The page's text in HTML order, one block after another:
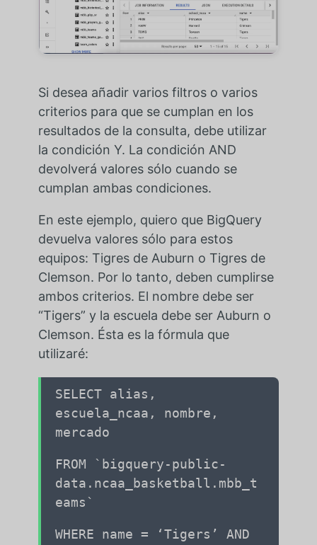
Si desea añadir varios filtros o varios
criterios para que se cumplan en los
resultados de la consulta, debe utilizar
la condición Y. La condición AND
devolverá valores sólo cuando se
cumplan ambas condiciones.
En este ejemplo, quiero que BigQuery
devuelva valores sólo para estos
equipos: Tigres de Auburn o Tigres de
Clemson. Por lo tanto, deben cumplirse
ambos criterios. El nombre debe ser
“Tigers” y la escuela debe ser Auburn o
Clemson. Ésta es la fórmula que
utilizaré:
SELECT alias,
escuela_ncaa, nombre,
mercado
FROM `bigquery-public-
data.ncaa_basketball.mbb_t
eams`
WHERE name = ‘Tigers’ AND